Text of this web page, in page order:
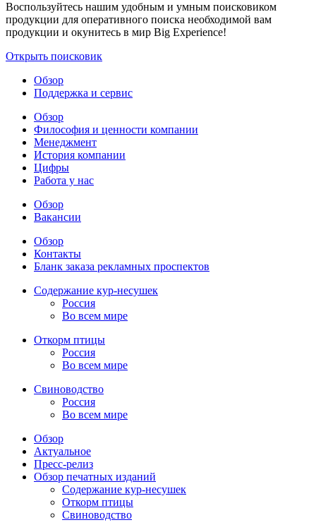
Воспользуйтесь нашим удобным и умным поисковиком
продукции для оперативного поиска необходимой вам
продукции и окунитесь в мир Big Experience!
Открыть поисковик
Обзор
Поддержка и сервис
Обзор
Философия и ценности компании
Менеджмент
История компании
Цифры
Работа у нас
Обзор
Вакансии
Обзор
Контакты
Бланк заказа рекламных проспектов
Содержание кур-несушек
Россия
Во всем мире
Откорм птицы
Россия
Во всем мире
Свиноводство
Россия
Во всем мире
Обзор
Актуальное
Пресс-релиз
Обзор печатных изданий
Содержание кур-несушек
Откорм птицы
Свиноводство